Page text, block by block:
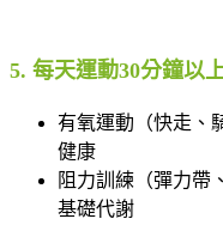
5. 每天運動30分鐘以
有氧運動（快走、
健康
阻力訓練（彈力帶
基礎代謝